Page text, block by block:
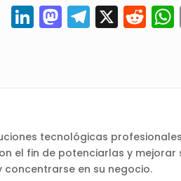
LinkedIn
Mastodon
X
tecnológicas
el fin de potenciarlas y mejorar
en su negocio.